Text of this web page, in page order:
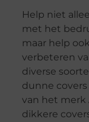
Help niet
met het
maar help
verbeteren
diverse
dunne
van het merk
dikkere